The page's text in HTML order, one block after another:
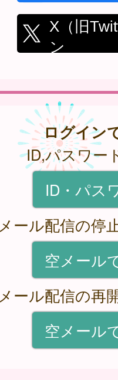
X（旧
ン
ログイン
ID,パスワー
ID・パス
メール配信の停
空メール
メール配信の再
空メール